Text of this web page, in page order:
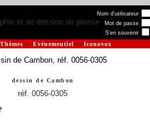
Nom d'utilisateur
Mot de passe
S'en souvenir
Thèmes Evénementiel Iconovox
dessin de Cambon
réf. 0056-0305